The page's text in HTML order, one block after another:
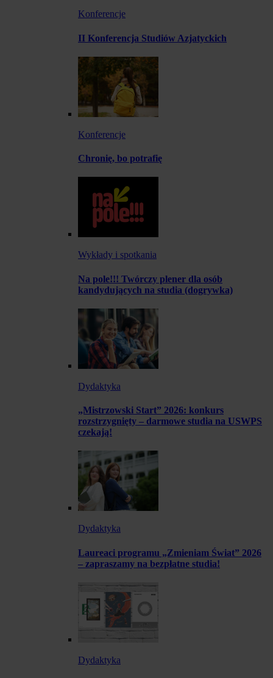
Konferencje
II Konferencja Studiów Azjatyckich
Konferencje
Chronię, bo potrafię
Wykłady i spotkania
Na pole!!! Twórczy plener dla osób
kandydujących na studia (dogrywka)
Dydaktyka
„Mistrzowski Start” 2026: konkurs
rozstrzygnięty – darmowe studia na USWPS
czekają!
Dydaktyka
Laureaci programu „Zmieniam Świat” 2026
– zapraszamy na bezpłatne studia!
Dydaktyka